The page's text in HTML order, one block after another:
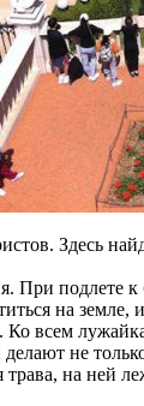
Здесь
При подлете
на
Ко всем
делают не
трава, на ней